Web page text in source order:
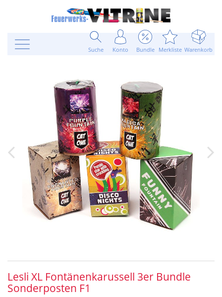
Suche Konto Bundle Merkliste Warenkorb
Lesli XL Fontänenkarussell 3er Bundle
Sonderposten F1